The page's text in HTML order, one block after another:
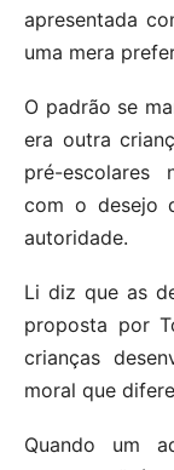
apresentada
uma mera
O padrão se
era outra
pré-escolares
com o desejo
autoridade.
Li diz que as
proposta por
crianças
moral que
Quando um